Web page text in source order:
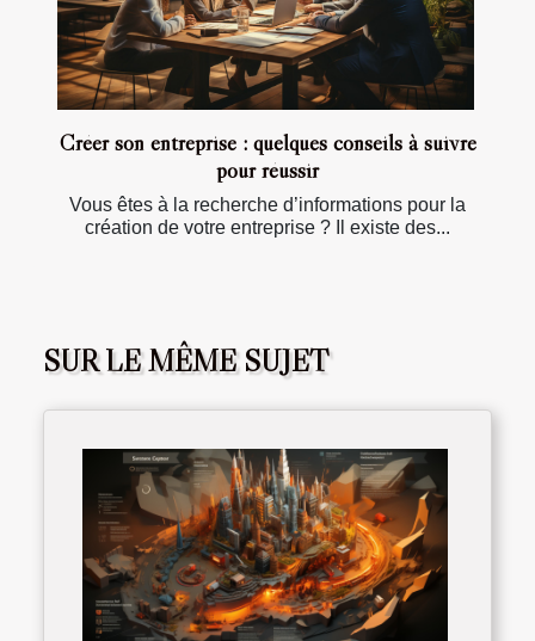
Créer son entreprise : quelques conseils à suivre
pour réussir
Vous êtes à la recherche d’informations pour la
création de votre entreprise ? Il existe des...
SUR LE MÊME SUJET